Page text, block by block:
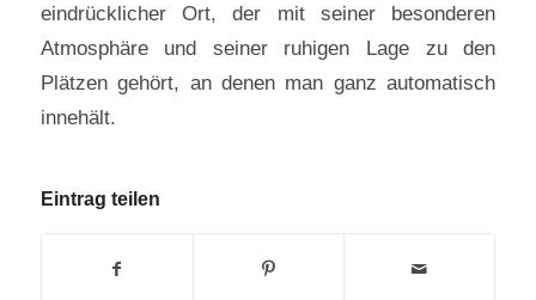
eindrücklicher Ort, der mit seiner besonderen
Atmosphäre und seiner ruhigen Lage zu den
Plätzen gehört, an denen man ganz automatisch
innehält.
Eintrag teilen